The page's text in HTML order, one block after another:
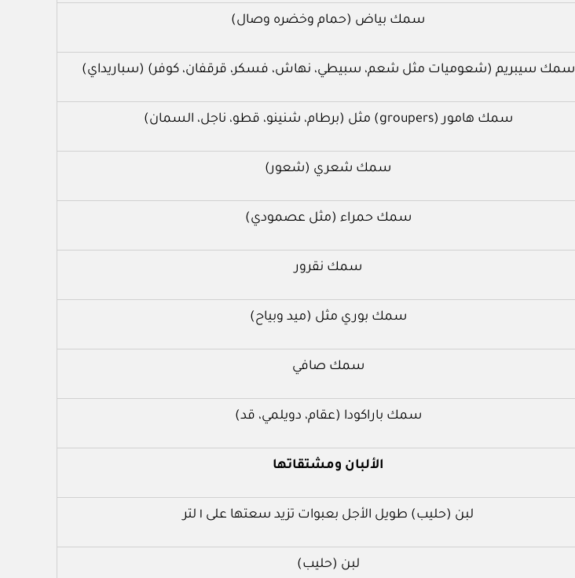
سمك بياض (حمام وخضره وصال)
سمك سيبريم (شعوميات مثل شعم، سبيطي، نهاش، فسكر، قرقفان، كوفر) (سباريداي)
سمك هامور (groupers) مثل (برطام، شنينو، قطو، ناجل، السمان)
سمك شعري (شعور)
سمك حمراء (مثل عصمودي)
سمك نقرور
سمك بوري مثل (ميد وبياح)
سمك صافي
سمك باراكودا (عقام، دويلمي، قد)
الألبان ومشتقاتها
لبن (حليب) طويل الأجل بعبوات تزيد سعتها على ١ لتر
لبن (حليب)